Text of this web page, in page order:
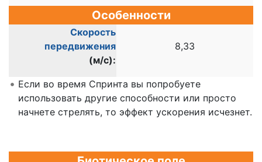
Особенности
Скорость
передвижения
(м/c):
8,33
Если во время Спринта вы попробуете
использовать другие способности или просто
начнете стрелять, то эффект ускорения исчезнет.